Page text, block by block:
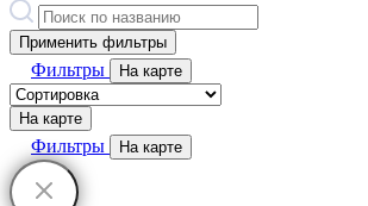
Применить фильтры
Фильтры На карте
На карте
Фильтры На карте